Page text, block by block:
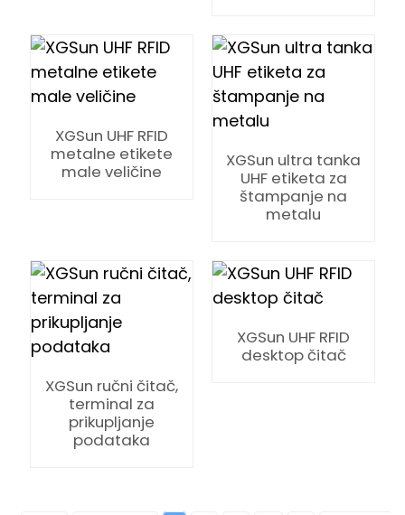
XGSun UHF RFID
metalne etikete
male veličine
XGSun ultra tanka
UHF etiketa za
štampanje na
metalu
XGSun ručni čitač,
terminal za
prikupljanje
podataka
XGSun UHF RFID
desktop čitač